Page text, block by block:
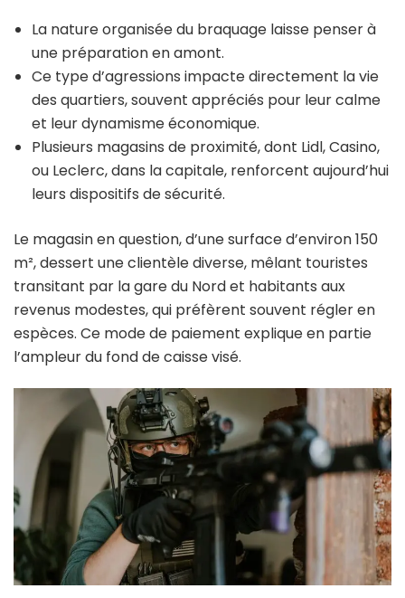
La nature organisée du braquage laisse penser à
une préparation en amont.
Ce type d’agressions impacte directement la vie
des quartiers, souvent appréciés pour leur calme
et leur dynamisme économique.
Plusieurs magasins de proximité, dont Lidl, Casino,
ou Leclerc, dans la capitale, renforcent aujourd’hui
leurs dispositifs de sécurité.
Le magasin en question, d’une surface d’environ 150
m², dessert une clientèle diverse, mêlant touristes
transitant par la gare du Nord et habitants aux
revenus modestes, qui préfèrent souvent régler en
espèces. Ce mode de paiement explique en partie
l’ampleur du fond de caisse visé.